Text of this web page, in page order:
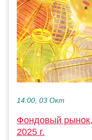
14:00, 03 Окт
Фондовый
2025 г.